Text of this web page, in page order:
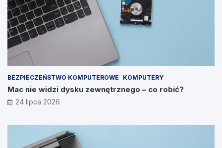
BEZPIECZEŃSTWO KOMPUTEROWE KOMPUTERY
Mac nie widzi dysku zewnętrznego – co robić?
24 lipca 2026